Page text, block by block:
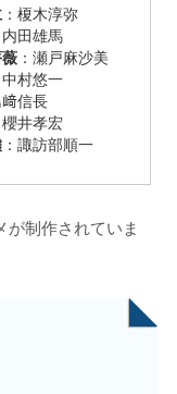
：榎木淳弥
内田雄馬
：瀬戸麻沙美
中村悠一
﨑信長
櫻井孝宏
：諏訪部順一
制作されていま